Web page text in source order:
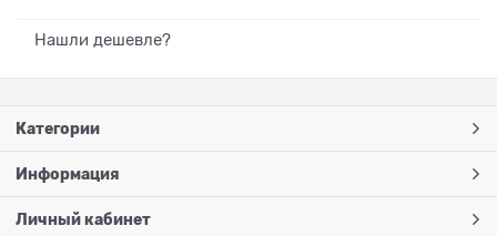
Нашли дешевле?
Категории
Информация
Личный кабинет